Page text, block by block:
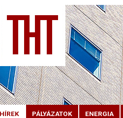
PÁLYÁZATOK ENERGIA